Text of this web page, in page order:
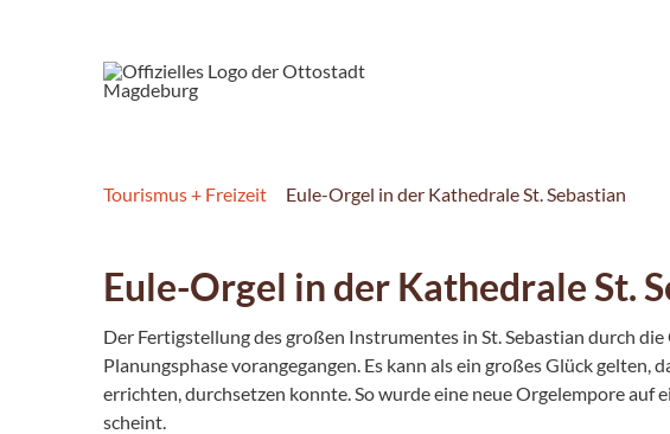
Tourismus + Freizeit Eule-Orgel in der Kathedrale St. Sebastian
Eule-Orgel in der Kathedrale St.
Der Fertigstellung des großen Instrumentes in St. Sebastian durch
Planungsphase vorangegangen. Es kann als ein großes Glück
errichten, durchsetzen konnte. So wurde eine neue Orgelempore auf
scheint.